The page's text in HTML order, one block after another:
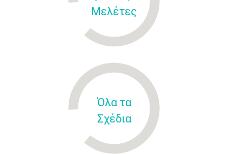
Μελέτες
Όλα τα
Σχέδια